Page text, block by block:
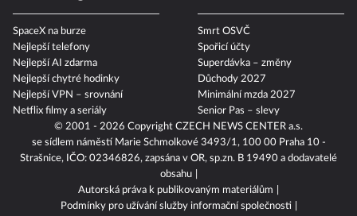
© 2001 - 2026 Copyright CZECH NEWS CENTER a.s.
se sídlem náměstí Marie Schmolkové 3493/1, 100 00 Praha 10 -
Strašnice, IČO: 02346826, zapsána v OR, sp.zn. B 19490 a dodavatelé
obsahu
Autorská práva k publikovaným materiálům
Podmínky pro užívání služby informační společnosti
SpaceX na burze
Nejlepší telefony
Nejlepší AI zdarma
Nejlepší chytré hodinky
Nejlepší VPN – srovnání
Netflix filmy a seriály
Smrt OSVČ
Spořicí účty
Superdávka – změny
Důchody 2027
Minimální mzda 2027
Senior Pas – slevy